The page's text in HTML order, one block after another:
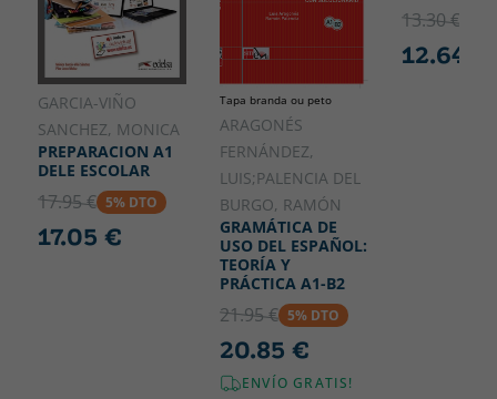
GARCIA-VIÑO
SANCHEZ, MONICA
PREPARACION A1
DELE ESCOLAR
17.95 € 5% DTO
17.05 €
Tapa branda ou peto
ARAGONÉS
FERNÁNDEZ,
LUIS;PALENCIA DEL
BURGO, RAMÓN
GRAMÁTICA DE
USO DEL ESPAÑOL:
TEORÍA Y
PRÁCTICA A1-B2
21.95 € 5% DTO
20.85 €
ENVÍO GRATIS!
13.30 €
12.64 €